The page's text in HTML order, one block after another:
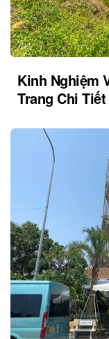
Kinh Nghiệm
Trang Chi